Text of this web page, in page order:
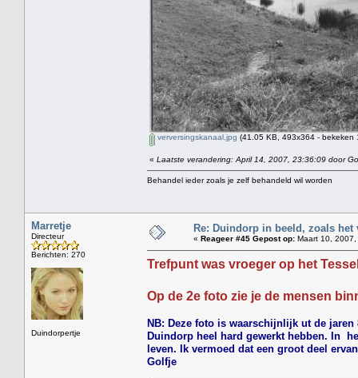
verversingskanaal.jpg (41.05 KB, 493x364 - bekeken
« Laatste verandering: April 14, 2007, 23:36:09 door
Behandel ieder zoals je zelf behandeld wil worden
Marretje
Directeur
Berichten: 270
Duindorpertje
Re: Duindorp in beeld, zoals het
« Reageer #45 Gepost op: Maart 10,
Trefpunt was vroeger op het
Op de 2e foto zie je de mensen
NB: Deze foto is waarschijnlijk ut de
Duindorp heel hard gewerkt hebben. In
leven. Ik vermoed dat een groot deel
Golfje